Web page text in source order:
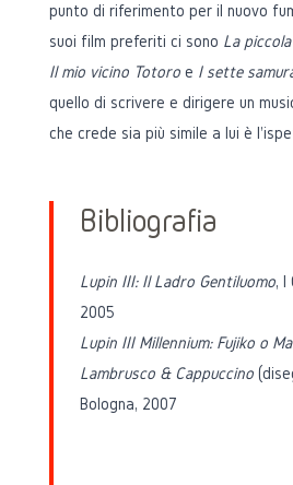
punto di riferimento per il nuovo
suoi film preferiti ci sono La
Il mio vicino Totoroe I sette
quello di scrivere e dirigere un
che crede sia più simile a lui è
Bibliografia
Lupin III: Il Ladro Gentiluomo, I
2005
Lupin III Millennium: Fujiko o
Lambrusco & Cappuccino
Bologna, 2007